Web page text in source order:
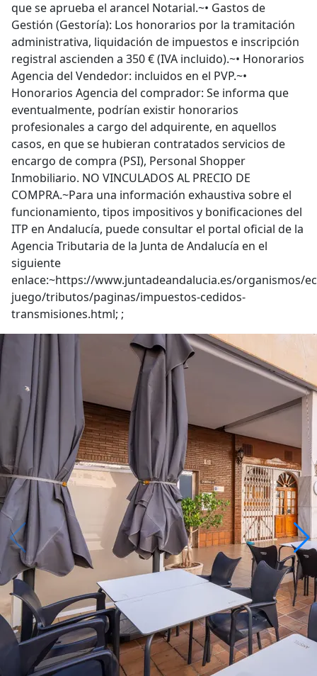
que se aprueba el arancel Notarial.~• Gastos de
Gestión (Gestoría): Los honorarios por la tramitación
administrativa, liquidación de impuestos e inscripción
registral ascienden a 350 € (IVA incluido).~• Honorarios
Agencia del Vendedor: incluidos en el PVP.~•
Honorarios Agencia del comprador: Se informa que
eventualmente, podrían existir honorarios
profesionales a cargo del adquirente, en aquellos
casos, en que se hubieran contratados servicios de
encargo de compra (PSI), Personal Shopper
Inmobiliario. NO VINCULADOS AL PRECIO DE
COMPRA.~Para una información exhaustiva sobre el
funcionamiento, tipos impositivos y bonificaciones del
ITP en Andalucía, puede consultar el portal oficial de la
Agencia Tributaria de la Junta de Andalucía en el
siguiente
enlace:~https://www.juntadeandalucia.es/organismos/
juego/tributos/paginas/impuestos-cedidos-
transmisiones.html; ;